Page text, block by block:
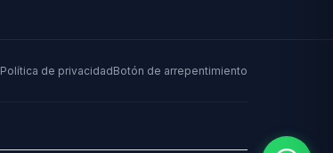
Política de privacidadBotón de arrepentimiento